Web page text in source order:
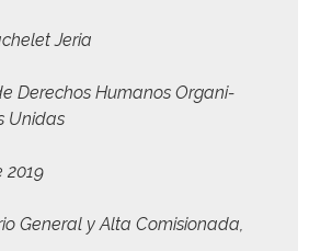
Jeria
Dere­chos Humanos Orga­ni­
Unidas
2019
Gen­er­al y Alta Comisionada,